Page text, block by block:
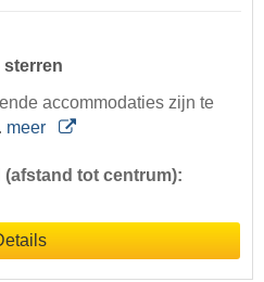
sterren
accommodaties zijn te
meer
(afstand tot centrum):